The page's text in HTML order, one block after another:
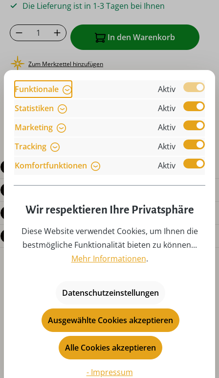
Die Lieferung ist in 1-3 Tagen bei Ihnen
Produkt Anzahl: Gib den gewünschten
In den Warenkorb
Zum Merkzettel hinzufügen
oder sofort bestellen mit
Beschreibung
Bewertungen
Fragen zum Produkt
Produktgalerie überspringen
Das könnte Ihnen auch gefallen
Funktionale
Aktiv
Statistiken
Aktiv
Marketing
Aktiv
Tracking
Aktiv
Komfortfunktionen
Aktiv
Wir respektieren Ihre Privatsphäre
Diese Website verwendet Cookies, um Ihnen die
bestmögliche Funktionalität bieten zu können...
Mehr Informationen.
Datenschutzeinstellungen
Ausgewählte Cookies akzeptieren
Alle Cookies akzeptieren
- Impressum